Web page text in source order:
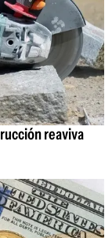
reaviva